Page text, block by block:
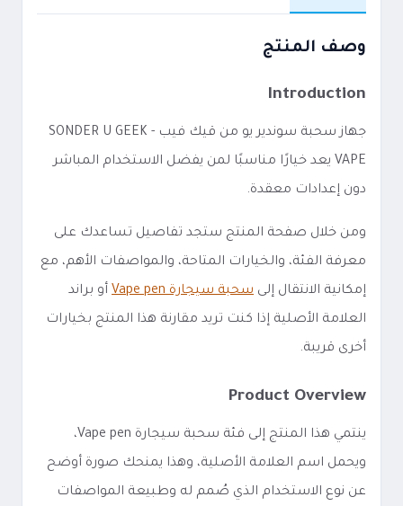
وصف المنتج
Introduction
جهاز سحبة سوندير يو من قيك فيب - SONDER U GEEK
VAPE يعد خيارًا مناسبًا لمن يفضل الاستخدام المباشر
دون إعدادات معقدة.
ومن خلال صفحة المنتج ستجد تفاصيل تساعدك على
معرفة الفئة، والخيارات المتاحة، والمواصفات الأهم، مع
إمكانية الانتقال إلى سحبة سيجارة Vape pen
أو براند
العلامة الأصلية إذا كنت تريد مقارنة هذا المنتج بخيارات
أخرى قريبة.
Product Overview
ينتمي هذا المنتج إلى فئة سحبة سيجارة Vape pen،
ويحمل اسم العلامة الأصلية، وهذا يمنحك صورة أوضح
عن نوع الاستخدام الذي صُمم له وطبيعة المواصفات